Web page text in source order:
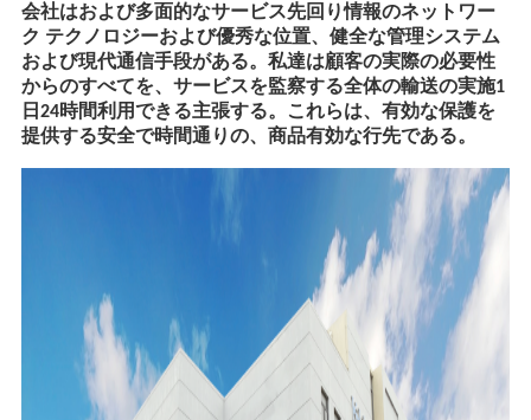
会社はおよび多面的なサービス先回り情報のネットワー
ク テクノロジーおよび優秀な位置、健全な管理システム
および現代通信手段がある。私達は顧客の実際の必要性
からのすべてを、サービスを監察する全体の輸送の実施1
日24時間利用できる主張する。これらは、有効な保護を
提供する安全で時間通りの、商品有効な行先である。